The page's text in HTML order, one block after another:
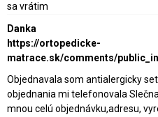
sa vrátim
Danka
https://ortopedicke-
matrace.sk/comments/
Objednavala som antialergicky
objednania mi telefonovala
mnou celú objednávku,adresu,